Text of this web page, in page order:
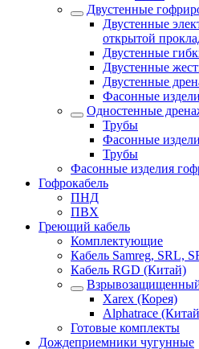
Двустенные
Двустенные
открытой
Двустенные
Двустенные
Двустенные
Фасонные
Одностенные
Трубы
Фасонные
Трубы
Фасонные изделия
Гофрокабель
ПНД
ПВХ
Греющий кабель
Комплектующие
Кабель Samreg, SRL,
Кабель RGD (Китай)
Xarex (Корея)
Alphatrace
Готовые комплекты
Дождеприемники чугунные